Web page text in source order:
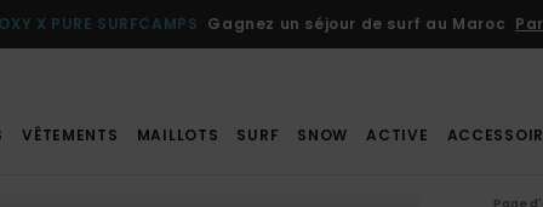
X PURE SURFCAMPS Gagnez un séjour de surf au Maroc
VÊTEMENTS MAILLOTS SURF SNOW ACTIVE